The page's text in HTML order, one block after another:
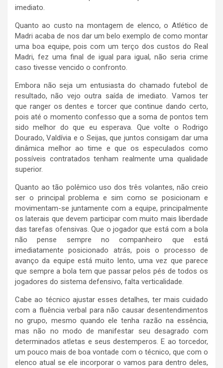
imediato.
Quanto ao custo na montagem de elenco, o Atlético de
Madri acaba de nos dar um belo exemplo de como montar
uma boa equipe, pois com um terço dos custos do Real
Madri, fez uma final de igual para igual, não seria crime
caso tivesse vencido o confronto.
Embora não seja um entusiasta do chamado futebol de
resultado, não vejo outra saída de imediato. Vamos ter
que ranger os dentes e torcer que continue dando certo,
pois até o momento confesso que a soma de pontos tem
sido melhor do que eu esperava. Que volte o Rodrigo
Dourado, Valdívia e o Seijas, que juntos consigam dar uma
dinâmica melhor ao time e que os especulados como
possíveis contratados tenham realmente uma qualidade
superior.
Quanto ao tão polêmico uso dos três volantes, não creio
ser o principal problema e sim como se posicionam e
movimentam-se juntamente com a equipe, principalmente
os laterais que devem participar com muito mais liberdade
das tarefas ofensivas. Que o jogador que está com a bola
não pense sempre no companheiro que está
imediatamente posicionado atrás, pois o processo de
avanço da equipe está muito lento, uma vez que parece
que sempre a bola tem que passar pelos pés de todos os
jogadores do sistema defensivo, falta verticalidade.
Cabe ao técnico ajustar esses detalhes, ter mais cuidado
com a fluência verbal para não causar desentendimentos
no grupo, mesmo quando ele tenha razão na essência,
mas não no modo de manifestar seu desagrado com
determinados atletas e seus destemperos. E ao torcedor,
um pouco mais de boa vontade com o técnico, que com o
elenco atual se ele incorporar o vamos para dentro deles,